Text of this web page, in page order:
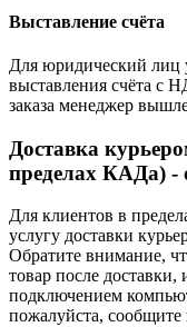
Выставление счёта
Для юридический лиц
выставления счёта с
заказа менеджер
Доставка
пределах КАДа) -
Для клиентов в
услугу доставки
Обратите внимание,
товар после доставки,
подключением
пожалуйста,